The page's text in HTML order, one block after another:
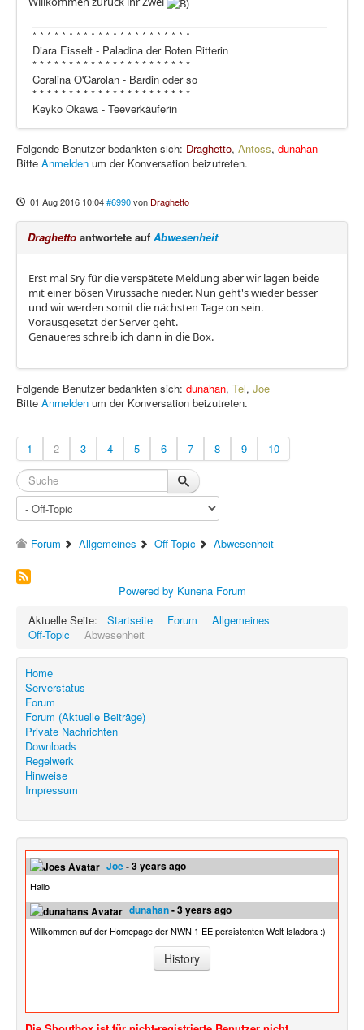
* * * * * * * * * * * * * * * * * * * * * *
Diara Eisselt - Paladina der Roten Ritterin
* * * * * * * * * * * * * * * * * * * * * *
Coralina O'Carolan - Bardin oder so
* * * * * * * * * * * * * * * * * * * * * *
Keyko Okawa - Teeverkäuferin
Folgende Benutzer bedankten sich: Draghetto, Antoss, dunahan
Bitte Anmelden um der Konversation beizutreten.
01 Aug 2016 10:04#6990von Draghetto
Draghetto antwortete auf Abwesenheit
Erst mal Sry für die verspätete Meldung aber wir lagen beide
mit einer bösen Virussache nieder. Nun geht's wieder besser
und wir werden somit die nächsten Tage on sein.
Vorausgesetzt der Server geht.
Genaueres schreib ich dann in die Box.
Folgende Benutzer bedankten sich: dunahan, Tel, Joe
Bitte Anmelden um der Konversation beizutreten.
1 2 3 4 5 6 7 8 9 10
Forum Allgemeines Off-Topic Abwesenheit
Powered by Kunena Forum
Aktuelle Seite:
Startseite Forum
Allgemeines
Off-Topic
Abwesenheit
Home
Serverstatus
Forum
Forum (Aktuelle Beiträge)
Private Nachrichten
Downloads
Regelwerk
Hinweise
Impressum
Joe- 3 years ago
Hallo
dunahan- 3 years ago
Willkommen auf der Homepage der NWN 1 EE persistenten Welt Isladora :)
History